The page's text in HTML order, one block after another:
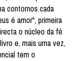
contornos cada
é amor", primeira
o núcleo da fé
e, mais uma vez,
tem o